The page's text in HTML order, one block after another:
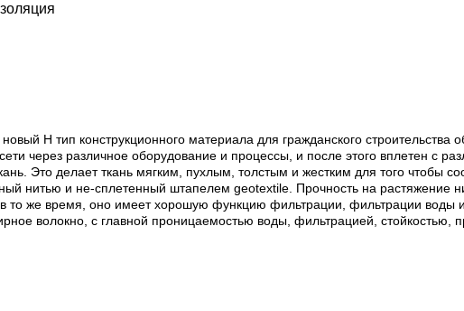
Н тип конструкционного материала для гражданского строительства
через различное оборудование и процессы, и после этого вплетен с
Это делает ткань мягким, пухлым, толстым и жестким для того чтобы
нитью и не-сплетенный штапелем geotextile. Прочность на растяжение
то же время, оно имеет хорошую функцию фильтрации, фильтрации
волокно, с главной проницаемостью воды, фильтрацией, стойкостью,